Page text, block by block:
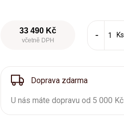
33 490 Kč
včetně DPH
Ks
Doprava zdarma
U nás máte dopravu od 5 000 Kč